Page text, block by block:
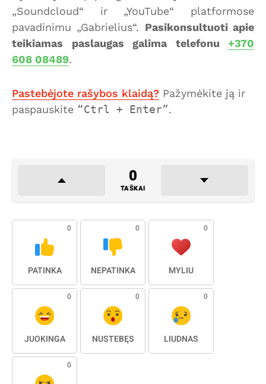
„Soundcloud“ ir „YouTube“ platformose
pavadinimu „Gabrielius“. Pasikonsultuoti apie
teikiamas paslaugas galima telefonu +370
608 08489.
Pastebėjote rašybos klaidą? Pažymėkite ją ir
paspauskite
Ctrl + Enter .
0
TAŠKAI
0
PATINKA
0
NEPATINKA
0
MYLIU
0
JUOKINGA
0
NUSTEBĘS
0
LIŪDNAS
0